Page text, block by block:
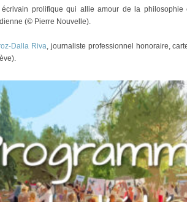
prolifique qui allie amour de la philosophie
(© Pierre Nouvelle).
Dalla Riva , journaliste professionnel honoraire,